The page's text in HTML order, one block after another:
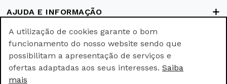
AJUDA E INFORMAÇÃO
FORMAS DE PAGAMENTO
A utilização de cookies garante o bom
funcionamento do nosso website sendo que
possibilitam a apresentação de serviços e
ofertas adaptadas aos seus interesses. Saiba
mais